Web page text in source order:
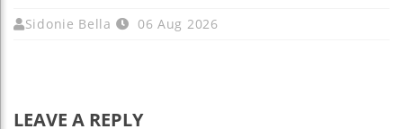
Sidonie Bella 06 Aug 2026
LEAVE A REPLY